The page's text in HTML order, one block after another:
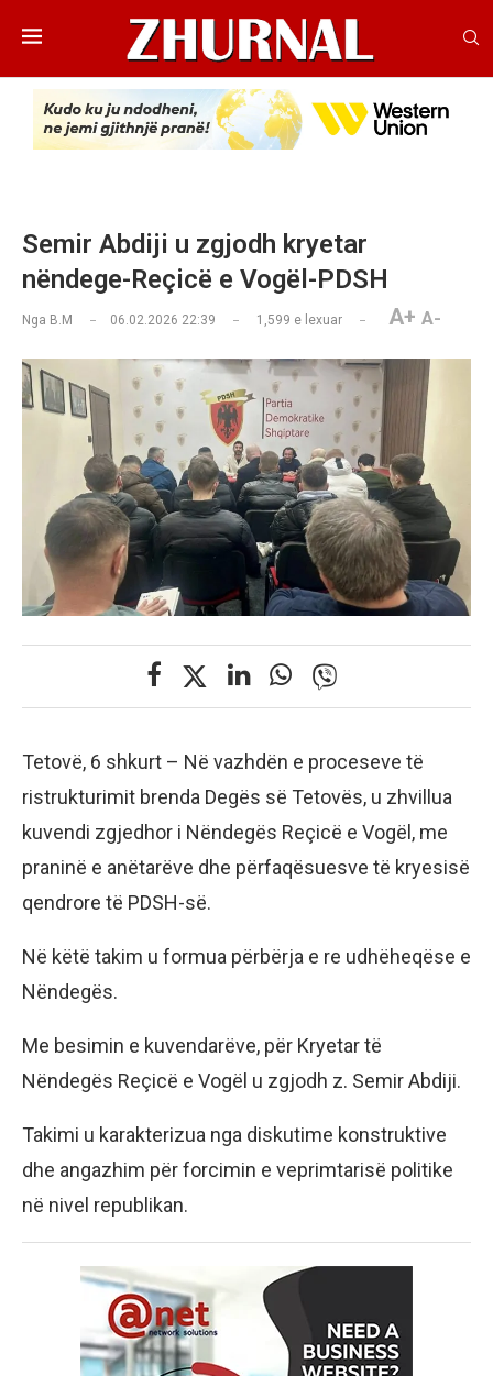
Semir Abdiji u zgjodh kryetar
nëndege-Reçicë e Vogël-PDSH
Nga B.M 06.02.2026 22:39 1,599 e lexuar A+ A-
Tetovë, 6 shkurt – Në vazhdën e proceseve të
ristrukturimit brenda Degës së Tetovës, u zhvillua
kuvendi zgjedhor i Nëndegës Reçicë e Vogël, me
praninë e anëtarëve dhe përfaqësuesve të kryesisë
qendrore të PDSH-së.
Në këtë takim u formua përbërja e re udhëheqëse e
Nëndegës.
Me besimin e kuvendarëve, për Kryetar të
Nëndegës Reçicë e Vogël u zgjodh z. Semir Abdiji.
Takimi u karakterizua nga diskutime konstruktive
dhe angazhim për forcimin e veprimtarisë politike
në nivel republikan.